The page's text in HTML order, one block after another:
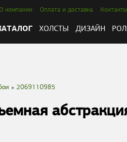
О компании Оплата и доставка Контакты
ХОЛСТЫ ДИЗАЙН
» 2069110985